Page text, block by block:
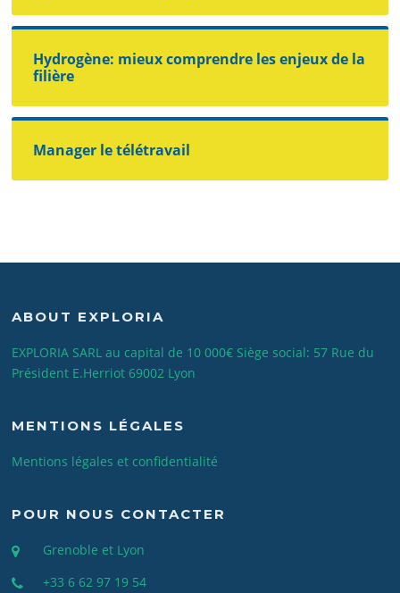
Hydrogène: mieux comprendre les enjeux de la
filière
Manager le télétravail
ABOUT EXPLORIA
EXPLORIA SARL au capital de 10 000€ Siège social: 57 Rue du
Président E.Herriot 69002 Lyon
MENTIONS LÉGALES
Mentions légales et confidentialité
POUR NOUS CONTACTER
Grenoble et Lyon
+33 6 62 97 19 54